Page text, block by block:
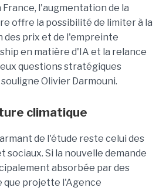
France, l'augmentation de la
offre la possibilité de limiter à la
des prix et de l'empreinte
en matière d'IA et la relance
questions stratégiques
Olivier Darmouni.
climatique
de l'étude reste celui des
sociaux. Si la nouvelle demande
absorbée par des
que projette l'Agence